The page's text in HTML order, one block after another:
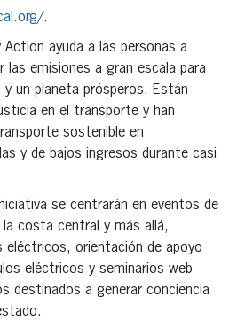
.
ayuda a las personas a
las emisiones a gran escala para
y un planeta prósperos. Están
en el transporte y han
sostenible en
y de bajos ingresos durante casi
se centrarán en eventos de
costa central y más allá,
eléctricos, orientación de apoyo
eléctricos y seminarios web
destinados a generar conciencia